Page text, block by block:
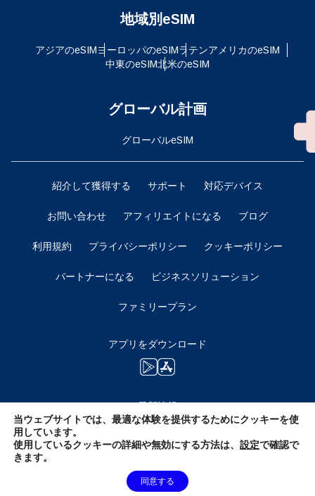
地域別eSIM
アジアのeSIMヨーロッパのeSIMラテンアメリカのeSIM
中東のeSIM北米のeSIM
グローバル計画
グローバルeSIM
紹介して獲得する サポート 対応デバイス
お問い合わせ アフィリエイトになる ブログ
利用規約 プライバシーポリシー クッキーポリシー
パートナーになる ビジネスソリューション
ファミリープラン
アプリをダウンロード
最新情報
当ウェブサイトでは、最適な体験を提供するためにクッキーを使
用しています。
使用しているクッキーの詳細や無効にする方法は、 設定で確認で
きます。
同意する